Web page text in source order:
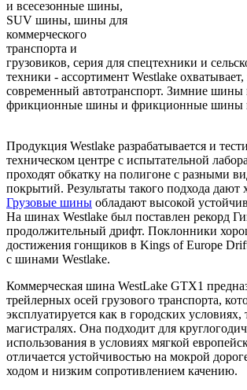
и всесезонные шины,
SUV шины, шины для
коммерческого
транспорта и
грузовиков, серия для спецтехники и
техники - ассортимент Westlake
современный автотранспорт. Зимние шины
фрикционные шины и фрикционные шины
Продукция Westlake разрабатывается и
техническом центре с испытательной
проходят обкатку на полигоне с разными
покрытий. Результаты такого подхода дают
Грузовые шины обладают высокой
На шинах Westlake был поставлен рекорд
продолжительный дрифт. Поклонники
достижения гонщиков в Kings of Europe
с шинами Westlake.
Коммерческая шина WestLake GTX1
трейлерных осей грузового транспорта,
эксплуатируется как в городских условиях,
магистралях. Она подходит для
использования в условиях мягкой
отличается устойчивостью на мокрой
ходом и низким сопротивлением качению.